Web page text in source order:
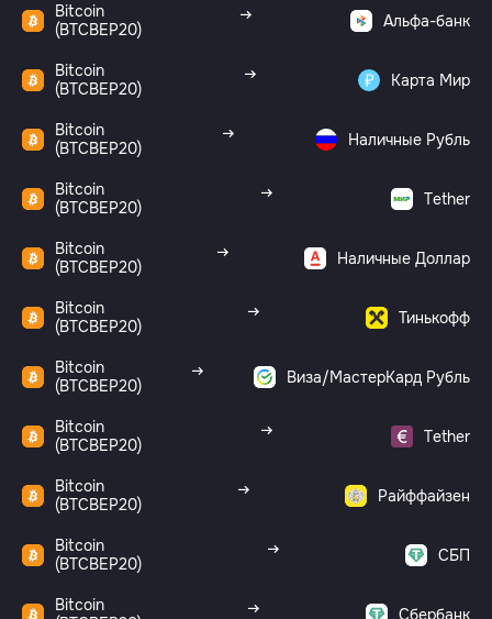
Bitcoin
(BTCBEP20)
Альфа-банк
Bitcoin
(BTCBEP20)
Карта Мир
Bitcoin
(BTCBEP20)
Наличные Рубль
Bitcoin
(BTCBEP20)
Tether
Bitcoin
(BTCBEP20)
Наличные Доллар
Bitcoin
(BTCBEP20)
Тинькофф
Bitcoin
(BTCBEP20)
Виза/МастерКард Рубль
Bitcoin
(BTCBEP20)
Tether
Bitcoin
(BTCBEP20)
Райффайзен
Bitcoin
(BTCBEP20)
СБП
Bitcoin
Сбербанк